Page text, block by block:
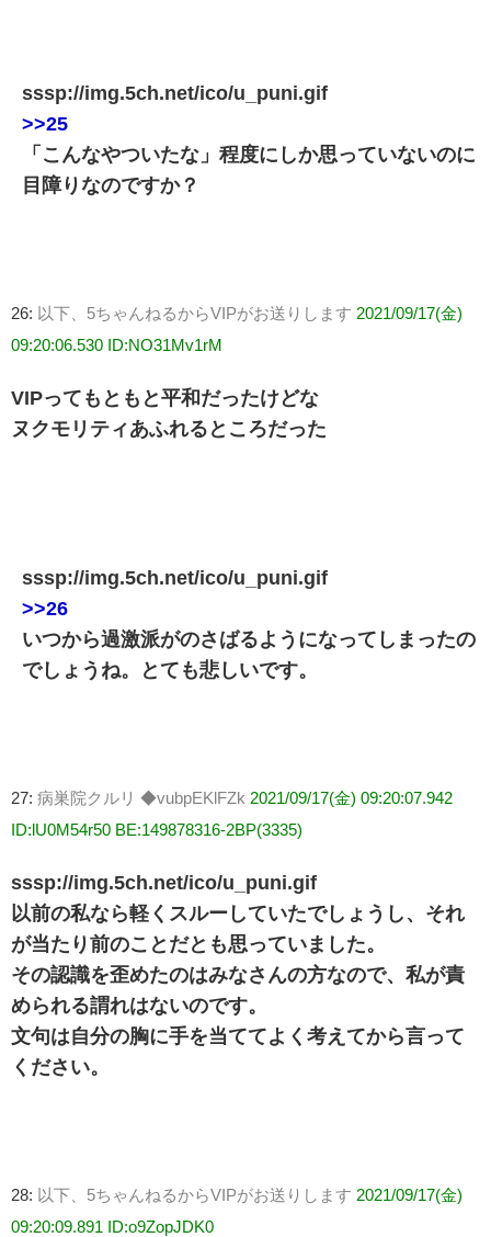
sssp://img.5ch.net/ico/u_puni.gif
>>25
「こんなやついたな」程度にしか思っていないのに
目障りなのですか？
26: 以下、5ちゃんねるからVIPがお送りします 2021/09/17(金)
09:20:06.530 ID:NO31Mv1rM
VIPってもともと平和だったけどな
ヌクモリティあふれるところだった
sssp://img.5ch.net/ico/u_puni.gif
>>26
いつから過激派がのさばるようになってしまったの
でしょうね。とても悲しいです。
27: 病巣院クルリ ◆vubpEKlFZk 2021/09/17(金) 09:20:07.942
ID:lU0M54r50 BE:149878316-2BP(3335)
sssp://img.5ch.net/ico/u_puni.gif
以前の私なら軽くスルーしていたでしょうし、それ
が当たり前のことだとも思っていました。
その認識を歪めたのはみなさんの方なので、私が責
められる謂れはないのです。
文句は自分の胸に手を当ててよく考えてから言って
ください。
28: 以下、5ちゃんねるからVIPがお送りします 2021/09/17(金)
09:20:09.891 ID:o9ZopJDK0